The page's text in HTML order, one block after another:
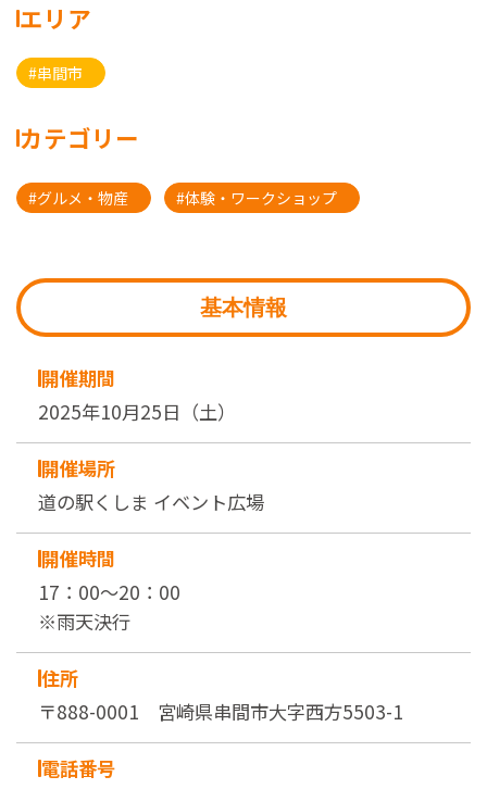
エリア
#串間市
カテゴリー
#グルメ・物産 #体験・ワークショップ
基本情報
開催期間
2025年10月25日（土）
開催場所
道の駅くしま イベント広場
開催時間
17：00～20：00
※雨天決行
住所
〒888-0001 宮崎県串間市大字西方5503-1
電話番号